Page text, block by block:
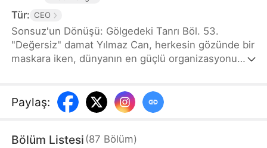
Tür: CEO
Sonsuz'un Dönüşü: Gölgedeki Tanrı Böl. 53.
"Değersiz" damat Yılmaz Can, herkesin gözünde bir
maskara iken, dünyanın en güçlü organizasyonu
Murat Ailesi'ni, kurnaz rakiplerini ve kendi ailesinin
ihanetini alt ederek, sadece gücünü değil,
Yunus ise onun en büyük desteği ve bu fırtınalı
Paylaş:
Bölüm Listesi (87 Bölüm)